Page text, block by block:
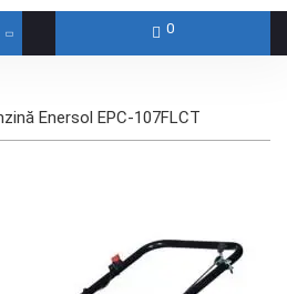
0
Enersol EPC-107FLCT